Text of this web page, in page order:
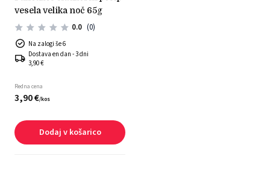
vesela velika noč 65g
0.0 (0)
Na zalogi še 6
Dostava en dan - 3 dni
3,90 €
Redna cena
3,90€/kos
Dodaj v košarico